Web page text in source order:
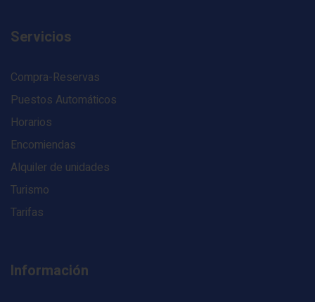
Servicios
Compra-Reservas
Puestos Automáticos
Horarios
Encomiendas
Alquiler de unidades
Turismo
Tarifas
Información